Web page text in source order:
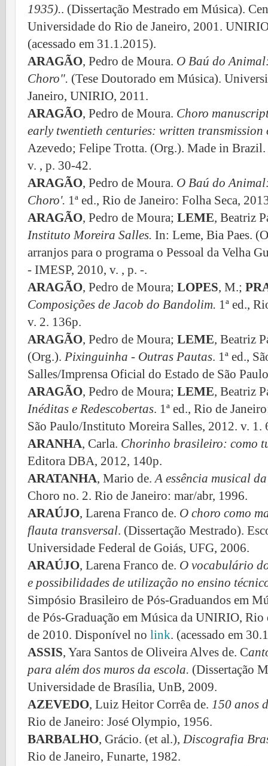
1935).. (Dissertação Mestrado em Música).
Universidade do Rio de Janeiro, 2001.
(acessado em 31.1.2015).
ARAGÃO, Pedro de Moura. O Baú do
Choro". (Tese Doutorado em Música).
Janeiro, UNIRIO, 2011.
ARAGÃO, Pedro de Moura. Choro
early twentieth centuries: written transmission
Azevedo; Felipe Trotta. (Org.). Made in
v. , p. 30-42.
ARAGÃO, Pedro de Moura. O Baú do
Choro'. 1ª ed., Rio de Janeiro: Folha Seca,
ARAGÃO, Pedro de Moura; LEME, Beatriz
Instituto Moreira Salles. In: Leme, Bia Paes.
arranjos para o programa o Pessoal da Velha
- IMESP, 2010, v. , p. -.
ARAGÃO, Pedro de Moura; LOPES, M.;
Composições de Jacob do Bandolim. 1ª ed.,
v. 2. 136p.
ARAGÃO, Pedro de Moura; LEME, Beatriz
(Org.). Pixinguinha - Outras Pautas. 1ª ed.,
Salles/Imprensa Oficial do Estado de São
ARAGÃO, Pedro de Moura; LEME, Beatriz
Inéditas e Redescobertas. 1ª ed., Rio de
São Paulo/Instituto Moreira Salles, 2012. v. 1.
ARANHA, Carla. Chorinho brasileiro: como
Editora DBA, 2012, 140p.
ARATANHA, Mario de.A essência musical
Choro no. 2. Rio de Janeiro: mar/abr, 1996.
ARAÚJO, Larena Franco de. O choro como
flauta transversal. (Dissertação Mestrado).
Universidade Federal de Goiás, UFG, 2006.
ARAÚJO, Larena Franco de. O vocabulário
e possibilidades de utilização no ensino
Simpósio Brasileiro de Pós-Graduandos em
de Pós-Graduação em Música da UNIRIO,
de 2010. Disponível no link. (acessado em
ASSIS, Yara Santos de Oliveira Alves de. C
para além dos muros da escola. (Dissertação
Universidade de Brasília, UnB, 2009.
AZEVEDO, Luiz Heitor Corrêa de. 150 anos
Rio de Janeiro: José Olympio, 1956.
BARBALHO, Grácio. (et al.), Discografia
Rio de Janeiro, Funarte, 1982.